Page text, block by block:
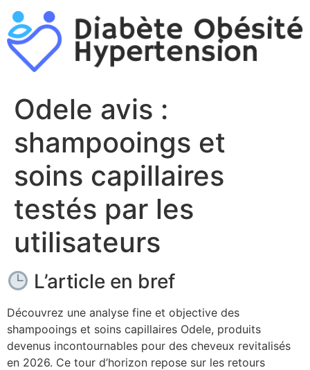
Aller
au
contenu
Odele avis :
shampooings et
soins capillaires
testés par les
utilisateurs
L’article en bref
Découvrez une analyse fine et objective des
shampooings et soins capillaires Odele, produits
devenus incontournables pour des cheveux revitalisés
en 2026. Ce tour d’horizon repose sur les retours